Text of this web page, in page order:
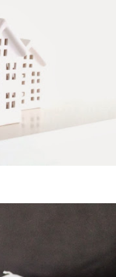
Media error: Format(s) not
Datei herunterladen: https://